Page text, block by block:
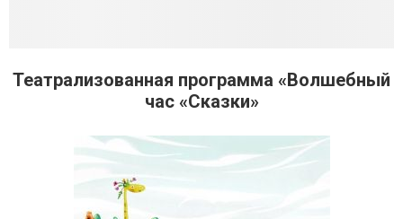
Театрализованная программа «Волшебный
час «Сказки»